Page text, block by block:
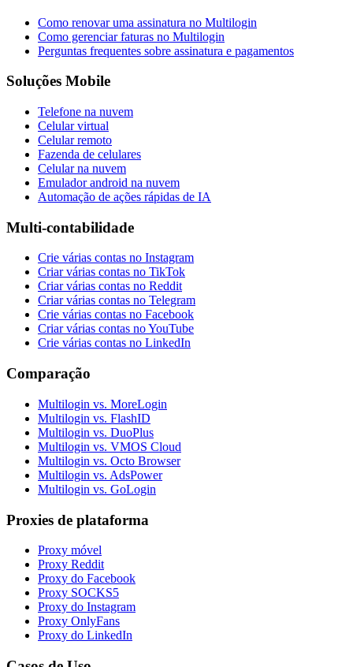
Como renovar uma assinatura no Multilogin
Como gerenciar faturas no Multilogin
Perguntas frequentes sobre assinatura e pagamentos
Soluções Mobile
Telefone na nuvem
Celular virtual
Celular remoto
Fazenda de celulares
Celular na nuvem
Emulador android na nuvem
Automação de ações rápidas de IA
Multi-contabilidade
Crie várias contas no Instagram
Criar várias contas no TikTok
Criar várias contas no Reddit
Criar várias contas no Telegram
Crie várias contas no Facebook
Criar várias contas no YouTube
Crie várias contas no LinkedIn
Comparação
Multilogin vs. MoreLogin
Multilogin vs. FlashID
Multilogin vs. DuoPlus
Multilogin vs. VMOS Cloud
Multilogin vs. Octo Browser
Multilogin vs. AdsPower
Multilogin vs. GoLogin
Proxies de plataforma
Proxy móvel
Proxy Reddit
Proxy do Facebook
Proxy SOCKS5
Proxy do Instagram
Proxy OnlyFans
Proxy do LinkedIn